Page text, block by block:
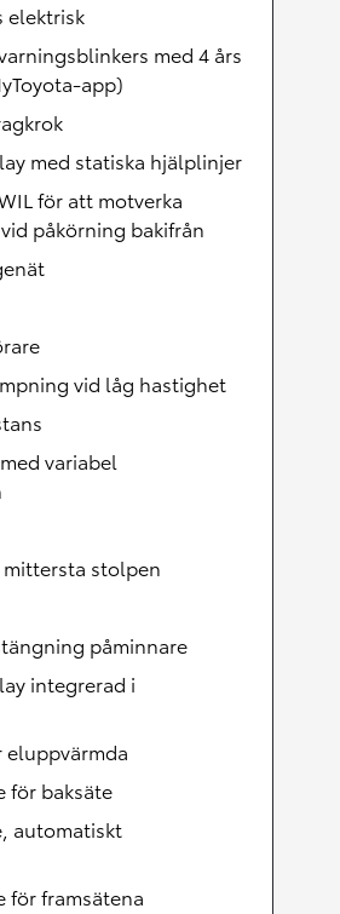
elektrisk
med 4 års
app)
med statiska hjälplinjer
för att motverka
påkörning bakifrån
vid låg hastighet
variabel
stolpen
påminnare
integrerad i
eluppvärmda
för baksäte
automatiskt
för framsätena